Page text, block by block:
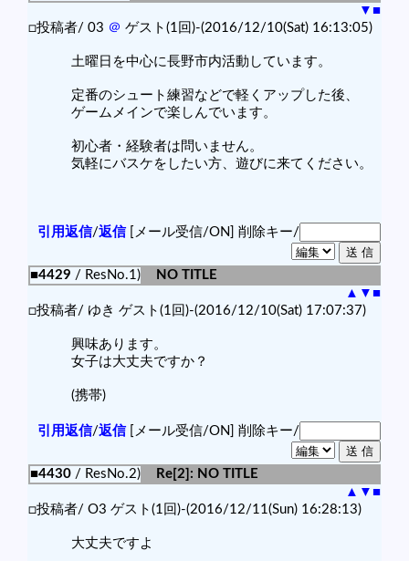
▼ ■
□投稿者/ 03 ＠ ゲスト(1回)-(2016/12/10(Sat) 16:13:05)
土曜日を中心に長野市内活動しています。
定番のシュート練習などで軽くアップした後、
ゲームメインで楽しんでいます。
初心者・経験者は問いません。
気軽にバスケをしたい方、遊びに来てください。
引用返信/返信[メール受信/ON] 削除キー/
■4429 / ResNo.1)
NO TITLE
▲ ▼ ■
□投稿者/ ゆき ゲスト(1回)-(2016/12/10(Sat) 17:07:37)
興味あります。
女子は大丈夫ですか？
(携帯)
引用返信/返信[メール受信/ON] 削除キー/
■4430 / ResNo.2)
Re[2]: NO TITLE
▲ ▼ ■
□投稿者/ O3 ゲスト(1回)-(2016/12/11(Sun) 16:28:13)
大丈夫ですよ